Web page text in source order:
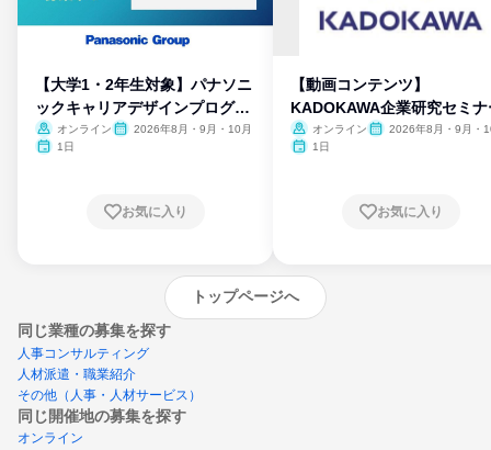
【大学1・2年生対象】パナソニ
ックキャリアデザインプログラ
ム
オンライン
2026年8月・9月・10月
1日
お気に入り
【動画コンテンツ】
KADOKAWA企業研究セミナ
オンライン
2026年8月・9月・
1日
お気に入り
トップページへ
同じ業種の募集を探す
人事コンサルティング
人材派遣・職業紹介
その他（人事・人材サービス）
同じ開催地の募集を探す
オンライン